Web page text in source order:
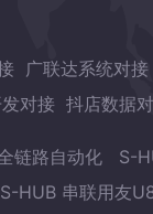
广联达系统对接
对接 抖店数据
链路自动化
S-
S-HUB 串联用友